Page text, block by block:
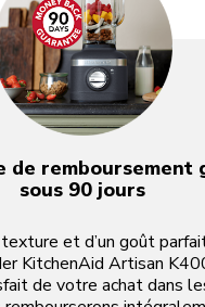
de remboursement
sous 90 jours
et d’un goût
KitchenAid Artisan
de votre achat dans